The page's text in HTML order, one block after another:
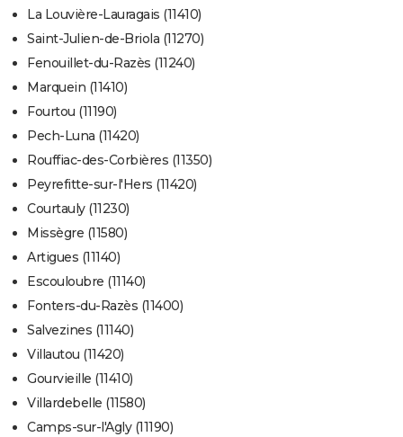
La Louvière-Lauragais (11410)
Saint-Julien-de-Briola (11270)
Fenouillet-du-Razès (11240)
Marquein (11410)
Fourtou (11190)
Pech-Luna (11420)
Rouffiac-des-Corbières (11350)
Peyrefitte-sur-l'Hers (11420)
Courtauly (11230)
Missègre (11580)
Artigues (11140)
Escouloubre (11140)
Fonters-du-Razès (11400)
Salvezines (11140)
Villautou (11420)
Gourvieille (11410)
Villardebelle (11580)
Camps-sur-l'Agly (11190)